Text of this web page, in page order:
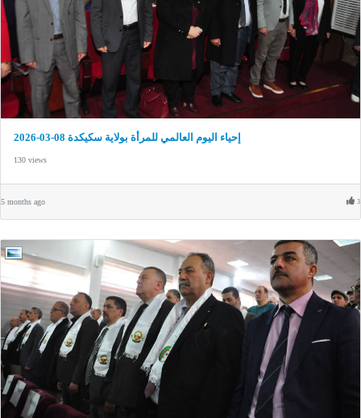
إحياء اليوم العالمي للمرأة بولاية سكيكدة 08-03-2026
130 views
5 months ago 3